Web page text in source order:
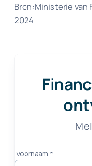
Bron:Ministerie van
2024